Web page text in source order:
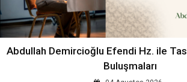
Abdullah Demircioğlu Efendi Hz. ile
Buluşmaları